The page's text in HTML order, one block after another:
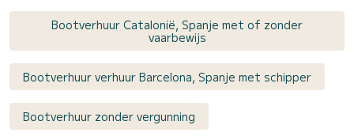
Bootverhuur Catalonië, Spanje met of zonder
vaarbewijs
Bootverhuur verhuur Barcelona, Spanje met schipper
Bootverhuur zonder vergunning